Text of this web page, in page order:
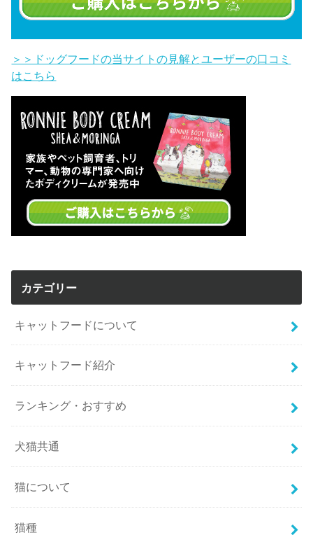
＞＞ドッグフードの当サイトの見解とユーザーの口コミ
はこちら
カテゴリー
キャットフードについて
キャットフード紹介
ランキング・おすすめ
犬猫共通
猫について
猫種